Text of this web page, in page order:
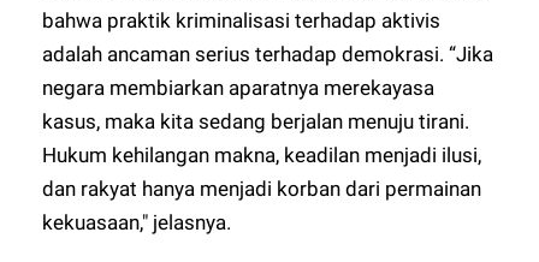
bahwa praktik kriminalisasi terhadap aktivis
adalah ancaman serius terhadap demokrasi. “Jika
negara membiarkan aparatnya merekayasa
kasus, maka kita sedang berjalan menuju tirani.
Hukum kehilangan makna, keadilan menjadi ilusi,
dan rakyat hanya menjadi korban dari permainan
kekuasaan," jelasnya.